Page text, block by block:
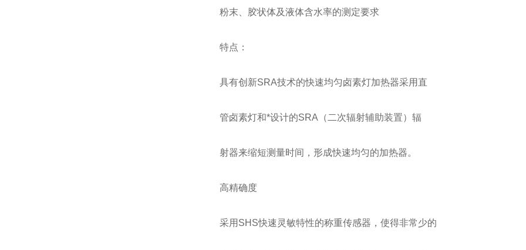
粉末、胶状体及液体含水率的测定要求
特点：
具有创新SRA技术的快速均匀卤素灯加热器采用直
管卤素灯和*设计的SRA（二次辐射辅助装置）辐
射器来缩短测量时间，形成快速均匀的加热器。
高精确度
采用SHS快速灵敏特性的称重传感器，使得非常少的